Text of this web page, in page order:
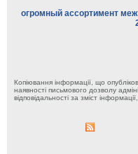
огромный ассортимент
Копіювання інформації, що
наявності письмового дозволу
відповідальності за зміст